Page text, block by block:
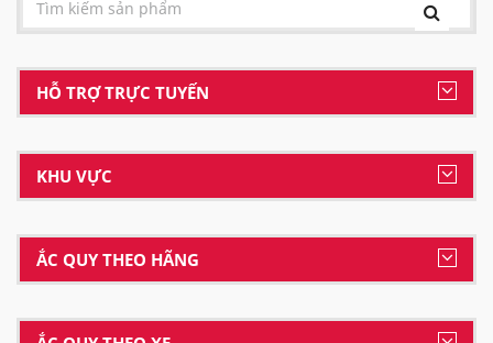
HỖ TRỢ TRỰC TUYẾN
KHU VỰC
ẮC QUY THEO HÃNG